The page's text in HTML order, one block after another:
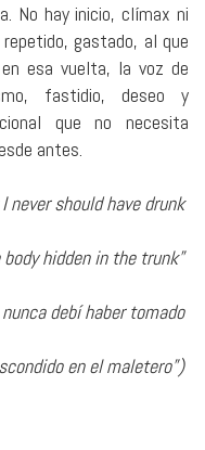
No hay inicio, clímax ni
gastado, al que
esa vuelta, la voz de
fastidio, deseo y
que no necesita
antes.
never should have drunk
body hidden in the trunk”
debí haber tomado
en el maletero”)